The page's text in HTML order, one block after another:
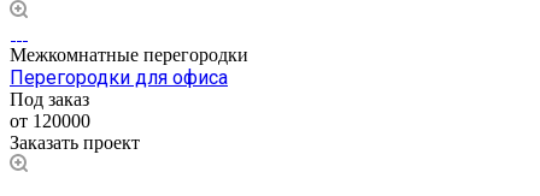
Межкомнатные перегородки
Перегородки для офиса
Под заказ
от 120000
Заказать проект